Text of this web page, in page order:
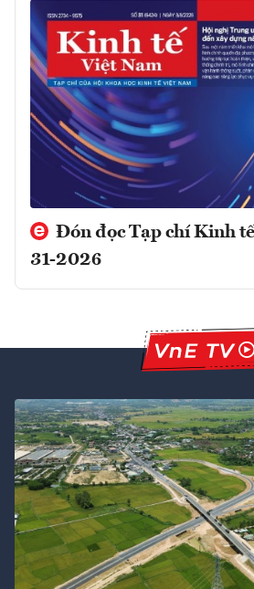
Đón đọc Tạp chí Kinh
31-2026